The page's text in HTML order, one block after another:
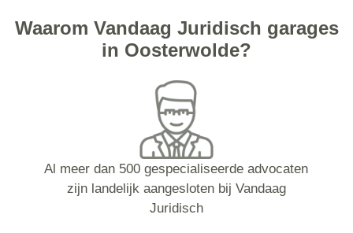
Waarom Vandaag Juridisch garages
in Oosterwolde?
Al meer dan 500 gespecialiseerde advocaten
zijn landelijk aangesloten bij Vandaag
Juridisch